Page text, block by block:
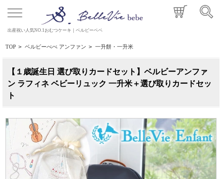
出産祝い人気NO.1おむつケーキ｜ベルビーベベ
TOP > ベルビーべべ アンファン > 一升餅・一升米
【１歳誕生日 選び取りカードセット】ベルビーアンファ
ン ラフィネ ベビーリュック 一升米＋選び取りカードセッ
ト